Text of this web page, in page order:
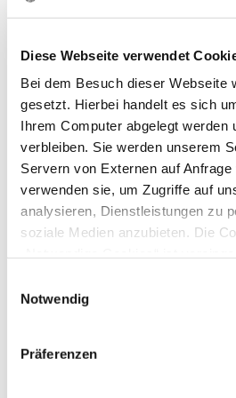
Diese Webseite verwendet
Bei dem Besuch dieser Webseite
gesetzt. Hierbei handelt es sich
Ihrem Computer abgelegt werden
verbleiben. Sie werden unserem
Servern von Externen auf
verwenden sie, um Zugriffe auf
analysieren, Dienstleistungen zu
soziale Medien anzubieten. Die
Drittländern (USA) mit
Datenschutzniveau verarbeiten.
dass diese zu Kontroll- und
anderen missbraucht werden,
Notwendig
Präferenzen
Bauleitplanung: Für
Bebauungsplänen und
Flächennutzungsplan zu
Bebauungsplänen finden
Aktuelle
Flächennutzungsplan-
Sie hier.
Lebenslagen
Neu in Recklinghausen
Geburt
Senioren und Pflege